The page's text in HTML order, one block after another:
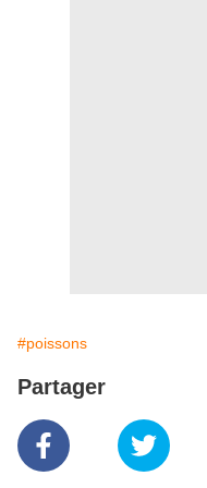
#poissons
Partager